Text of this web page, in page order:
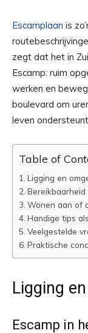
Escamplaan is
zegt dat het in
Escamp: ruim
werken en
boulevard om
leven
Table of
Ligging en
Wonen aan of
Handige tips
Veelgestelde
Praktische
Ligging
Escamp in